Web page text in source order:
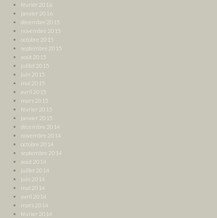
février 2016
janvier 2016
décembre 2015
novembre 2015
octobre 2015
septembre 2015
août 2015
juillet 2015
juin 2015
mai 2015
avril 2015
mars 2015
février 2015
janvier 2015
décembre 2014
novembre 2014
octobre 2014
septembre 2014
août 2014
juillet 2014
juin 2014
mai 2014
avril 2014
mars 2014
février 2014